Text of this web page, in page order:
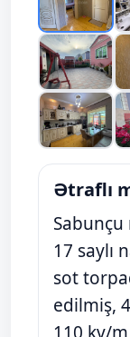
Ətraflı
17 saylı
sot
edilmiş,